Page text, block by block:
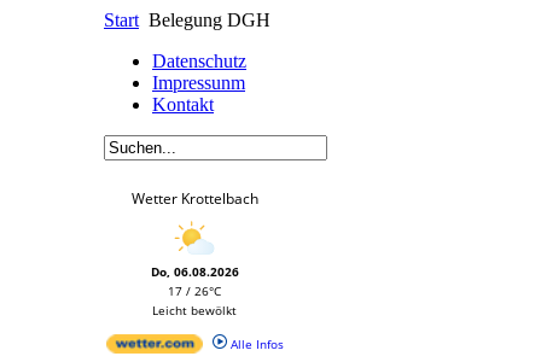
Start Belegung DGH
Datenschutz
Impressunm
Kontakt
Wetter Krottelbach
Do, 06.08.2026
17 / 26°C
Leicht bewölkt
Alle Infos